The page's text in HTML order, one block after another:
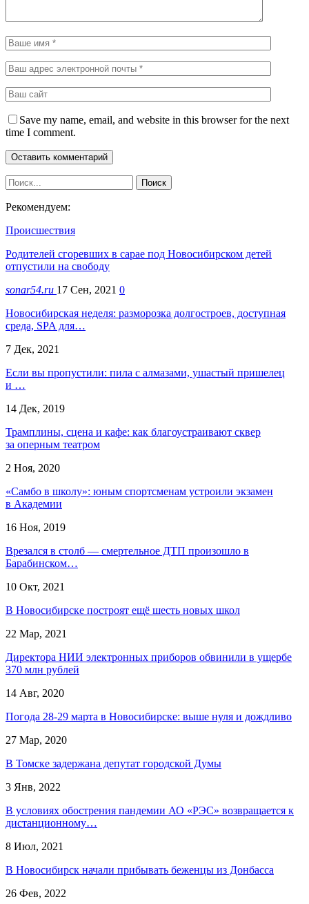
Save my name, email, and website in this browser for the next
time I comment.
Рекомендуем:
Происшествия
Родителей сгоревших в сарае под Новосибирском детей
отпустили на свободу
sonar54.ru 17 Сен, 2021 0
Новосибирская неделя: разморозка долгостроев, доступная
среда, SPA для…
7 Дек, 2021
Если вы пропустили: пила с алмазами, ушастый пришелец
и …
14 Дек, 2019
Трамплины, сцена и кафе: как благоустраивают сквер
за оперным театром
2 Ноя, 2020
«Самбо в школу»: юным спортсменам устроили экзамен
в Академии
16 Ноя, 2019
Врезался в столб — смертельное ДТП произошло в
Барабинском…
10 Окт, 2021
В Новосибирске построят ещё шесть новых школ
22 Мар, 2021
Директора НИИ электронных приборов обвинили в ущербе
370 млн рублей
14 Авг, 2020
Погода 28-29 марта в Новосибирске: выше нуля и дождливо
27 Мар, 2020
В Томске задержана депутат городской Думы
3 Янв, 2022
В условиях обострения пандемии АО «РЭС» возвращается к
дистанционному…
8 Июл, 2021
В Новосибирск начали прибывать беженцы из Донбасса
26 Фев, 2022